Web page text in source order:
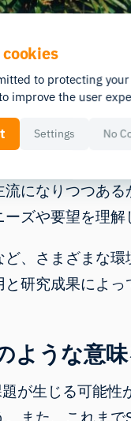
のような
り、将来のテ
になりつつあ
ズや要望を理
、さまざまな
研究成果によっ
ような意
が生じる可能
また、これま
to protecting
improve the user
Settings No